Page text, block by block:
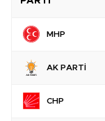
MHP
AK PARTİ
CHP